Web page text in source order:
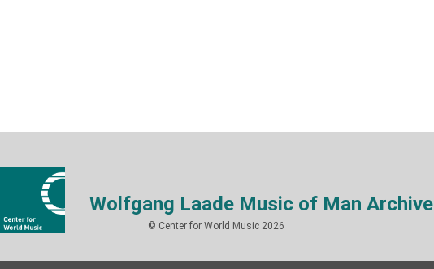
Wolfgang Laade Music of Man Archive
© Center for World Music 2026